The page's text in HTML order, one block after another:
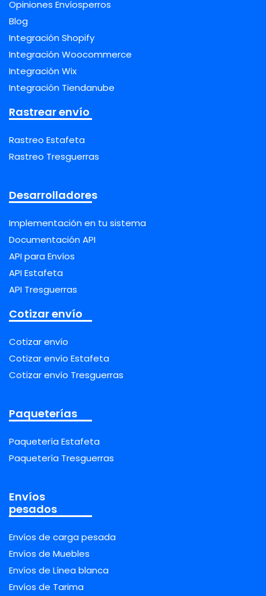
Opiniones Envíosperros
Blog
Integración Shopify
Integración Woocommerce
Integración Wix
Integración Tiendanube
Rastrear envío
Rastreo Estafeta
Rastreo Tresguerras
Desarrolladores
Implementación en tu sistema
Documentación API
API para Envíos
API Estafeta
API Tresguerras
Cotizar envío
Cotizar envío
Cotizar envío Estafeta
Cotizar envío Tresguerras
Paqueterías
Paquetería Estafeta
Paquetería Tresguerras
Envíos
pesados
Envíos de carga pesada
Envíos de Muebles
Envíos de Línea blanca
Envíos de Tarima